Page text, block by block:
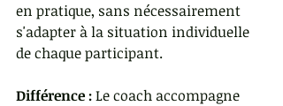
en pratique, sans nécessairement
s'adapter à la situation individuelle
de chaque participant.
Différence : Le coach accompagne